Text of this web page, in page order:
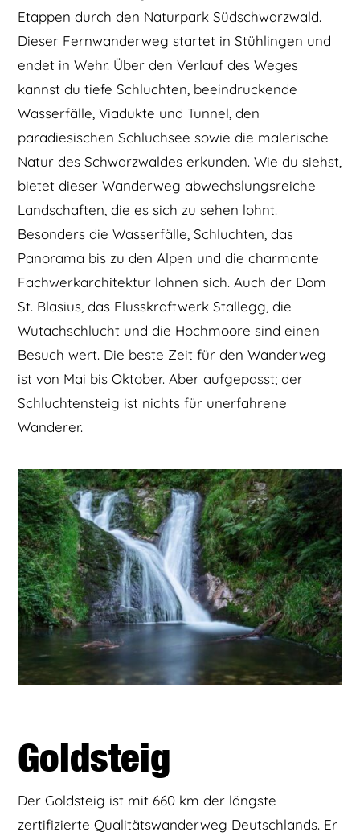
Etappen durch den Naturpark Südschwarzwald.
Dieser Fernwanderweg startet in Stühlingen und
endet in Wehr. Über den Verlauf des Weges
kannst du tiefe Schluchten, beeindruckende
Wasserfälle, Viadukte und Tunnel, den
paradiesischen Schluchsee sowie die malerische
Natur des Schwarzwaldes erkunden. Wie du siehst,
bietet dieser Wanderweg abwechslungsreiche
Landschaften, die es sich zu sehen lohnt.
Besonders die Wasserfälle, Schluchten, das
Panorama bis zu den Alpen und die charmante
Fachwerkarchitektur lohnen sich. Auch der Dom
St. Blasius, das Flusskraftwerk Stallegg, die
Wutachschlucht und die Hochmoore sind einen
Besuch wert. Die beste Zeit für den Wanderweg
ist von Mai bis Oktober. Aber aufgepasst; der
Schluchtensteig ist nichts für unerfahrene
Wanderer.
Goldsteig
Der Goldsteig ist mit 660 km der längste
zertifizierte Qualitätswanderweg Deutschlands. Er